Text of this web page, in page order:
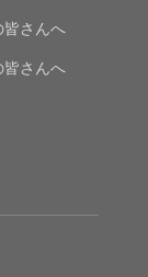
皆さんへ
皆さんへ